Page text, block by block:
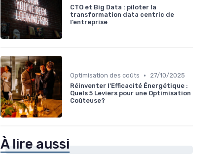
CTO et Big Data : piloter la
transformation data centric de
l’entreprise
Optimisation des coûts •
27/10/2025
Réinventer l'Efficacité Énergétique :
Quels 5 Leviers pour une Optimisation
Coûteuse?
À lire aussi